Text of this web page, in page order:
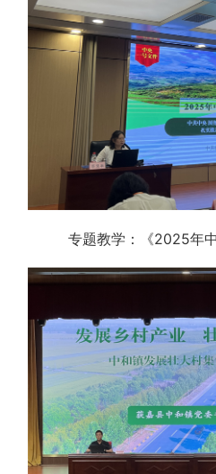
专题教学：《2025年